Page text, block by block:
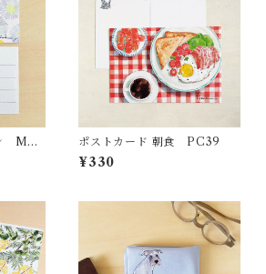
MC0
ポストカード 朝食 PC39
¥330